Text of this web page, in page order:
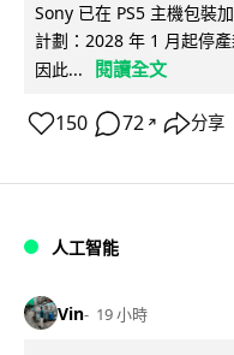
Sony 已在 PS5 主機包裝
計劃：2028 年 1 月起停
因此...
閱讀全文
150 72 ↗ 分享
人工智能
Vin 19 小時